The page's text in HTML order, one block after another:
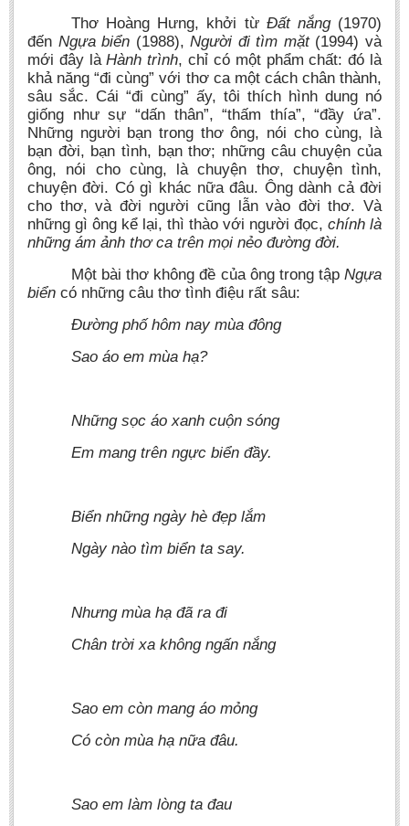
Thơ Hoàng Hưng, khởi từ Đất nắng(1970)
đến Ngựa biển (1988),Người đi tìm mặt(1994) và
mới đây làHành trình, chỉ có một phẩm chất: đó là
khả năng “đi cùng” với thơ ca một cách chân thành,
sâu sắc. Cái “đi cùng” ấy, tôi thích hình dung nó
giống như sự “dấn thân”, “thấm thía”, “đầy ứa”.
Những người bạn trong thơ ông, nói cho cùng, là
bạn đời, bạn tình, bạn thơ; những câu chuyện của
ông, nói cho cùng, là chuyện thơ, chuyện tình,
chuyện đời. Có gì khác nữa đâu. Ông dành cả đời
cho thơ, và đời người cũng lẫn vào đời thơ. Và
những gì ông kể lại, thì thào với người đọc, chính là
những ám ảnh thơ ca trên mọi nẻo đường đời.
Một bài thơ không đề của ông trong tập Ngựa
biển có những câu thơ tình điệu rất sâu:
Đường phố hôm nay mùa đông
Sao áo em mùa hạ?
Những sọc áo xanh cuộn sóng
Em mang trên ngực biển đầy.
Biển những ngày hè đẹp lắm
Ngày nào tìm biển ta say.
Nhưng mùa hạ đã ra đi
Chân trời xa không ngấn nắng
Sao em còn mang áo mỏng
Có còn mùa hạ nữa đâu.
Sao em làm lòng ta đau